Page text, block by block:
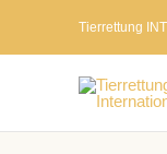
Tierrettung